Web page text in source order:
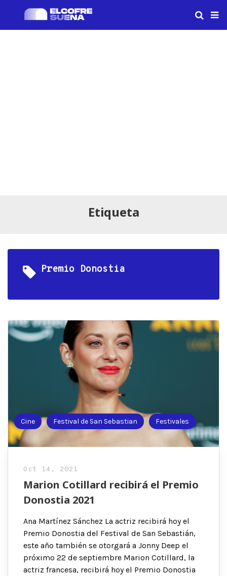
Etiqueta
Premio Donostia
Cine Festival de San Sebastian Festivales
Oct 14, 2021
Marion Cotillard recibirá el Premio
Donostia 2021
Ana Martínez Sánchez La actriz recibirá hoy el
Premio Donostia del Festival de San Sebastián,
este año también se otorgará a Jonny Deep el
próximo 22 de septiembre Marion Cotillard, la
actriz francesa, recibirá hoy el Premio Donostia